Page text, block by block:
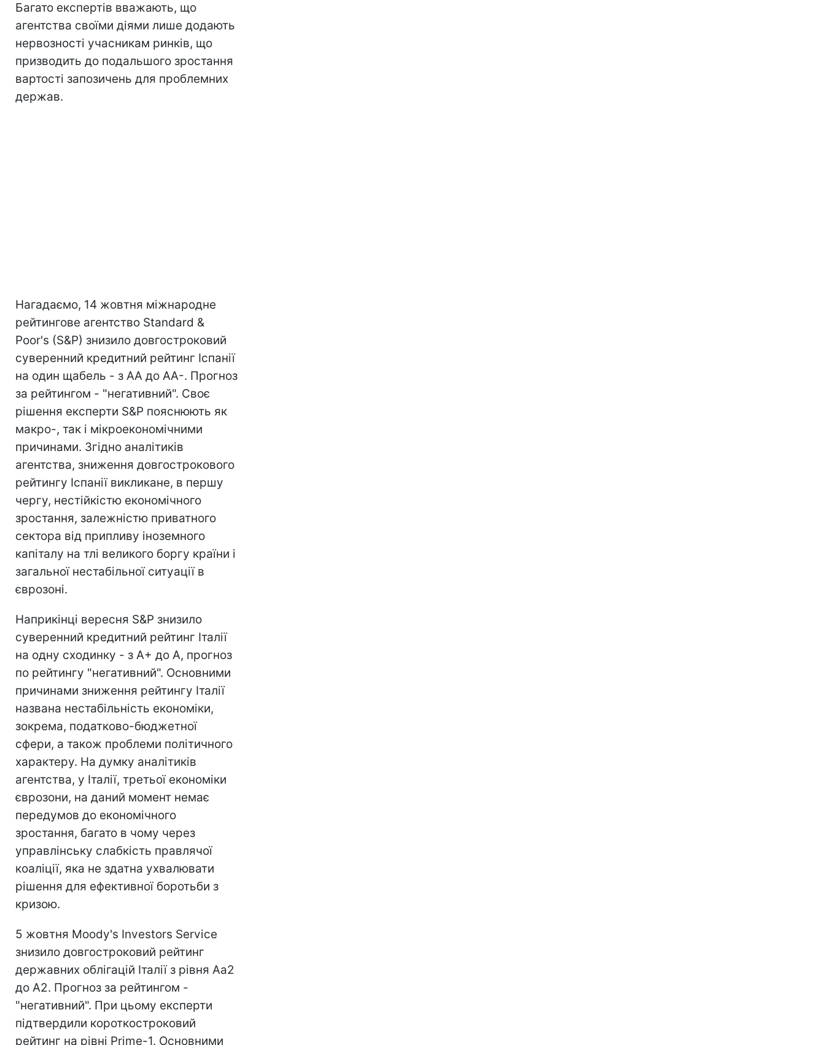
Багато експертів вважають, що
агентства своїми діями лише додають
нервозності учасникам ринків, що
призводить до подальшого зростання
вартості запозичень для проблемних
держав.
Нагадаємо, 14 жовтня міжнародне
рейтингове агентство Standard &
Рoor's (S&P) знизило довгостроковий
суверенний кредитний рейтинг Іспанії
на один щабель - з АА до АА-. Прогноз
за рейтингом - "негативний". Своє
рішення експерти S&P пояснюють як
макро-, так і мікроекономічними
причинами. Згідно аналітиків
агентства, зниження довгострокового
рейтингу Іспанії викликане, в першу
чергу, нестійкістю економічного
зростання, залежністю приватного
сектора від припливу іноземного
капіталу на тлі великого боргу країни і
загальної нестабільної ситуації в
єврозоні.
Наприкінці вересня S&P знизило
суверенний кредитний рейтинг Італії
на одну сходинку - з A+ до А, прогноз
по рейтингу "негативний". Основними
причинами зниження рейтингу Італії
названа нестабільність економіки,
зокрема, податково-бюджетної
сфери, а також проблеми політичного
характеру. На думку аналітиків
агентства, у Італії, третьої економіки
єврозони, на даний момент немає
передумов до економічного
зростання, багато в чому через
управлінську слабкість правлячої
коаліції, яка не здатна ухвалювати
рішення для ефективної боротьби з
кризою.
5 жовтня Мoody's Investors Service
знизило довгостроковий рейтинг
державних облігацій Італії з рівня Аа2
до А2. Прогноз за рейтингом -
"негативний". При цьому експерти
підтвердили короткостроковий
рейтинг на рівні Prime-1. Основними